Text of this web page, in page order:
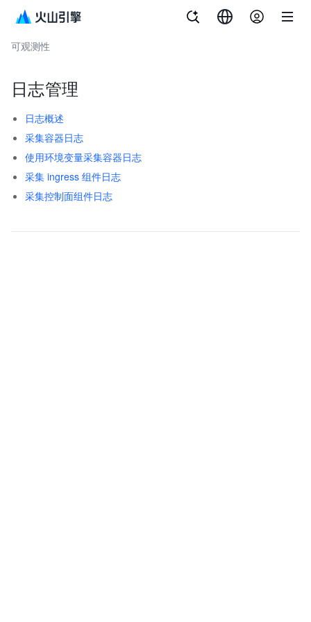
容器服务
可观测性
日志管理
日志概述
采集容器日志
使用环境变量采集容器日志
采集 ingress 组件日志
采集控制面组件日志